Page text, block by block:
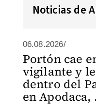
Noticias de
06.08.2026/
Portón cae
vigilante y
dentro del
en Apodaca,